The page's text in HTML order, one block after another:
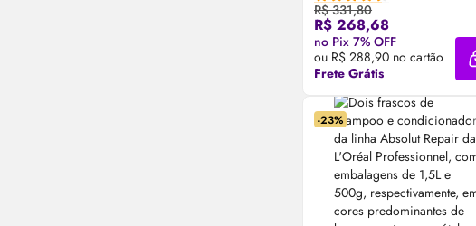
R$ 331,80
R$ 268,68
no Pix 7% OFF
ou R$ 288,90 no cartão
Frete Grátis
Compre Agora ❯
-23%